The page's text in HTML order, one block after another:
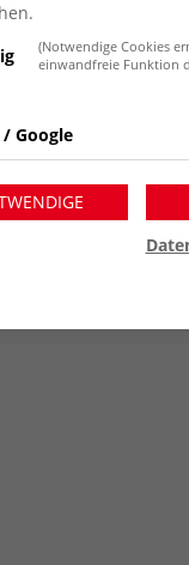
und
videospielen
(Notwendige Cookies
einwandfreie Funktion
Google